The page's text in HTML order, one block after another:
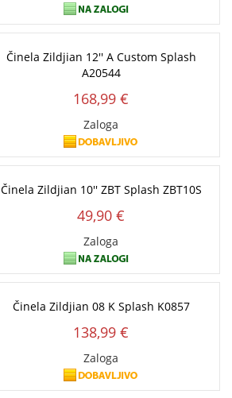
Činela Zildjian 12'' A Custom Splash
A20544
168,99 €
Zaloga
Činela Zildjian 10'' ZBT Splash ZBT10S
49,90 €
Zaloga
Činela Zildjian 08 K Splash K0857
138,99 €
Zaloga